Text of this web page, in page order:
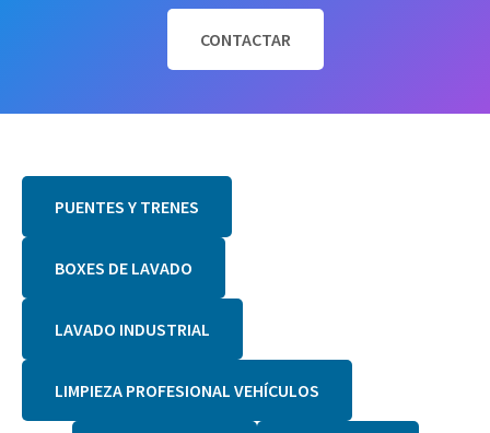
CONTACTAR
PUENTES Y TRENES
BOXES DE LAVADO
LAVADO INDUSTRIAL
LIMPIEZA PROFESIONAL VEHÍCULOS